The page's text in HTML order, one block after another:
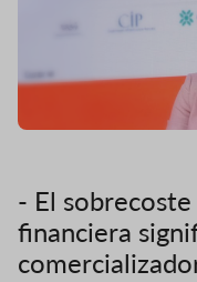
- El
financiera